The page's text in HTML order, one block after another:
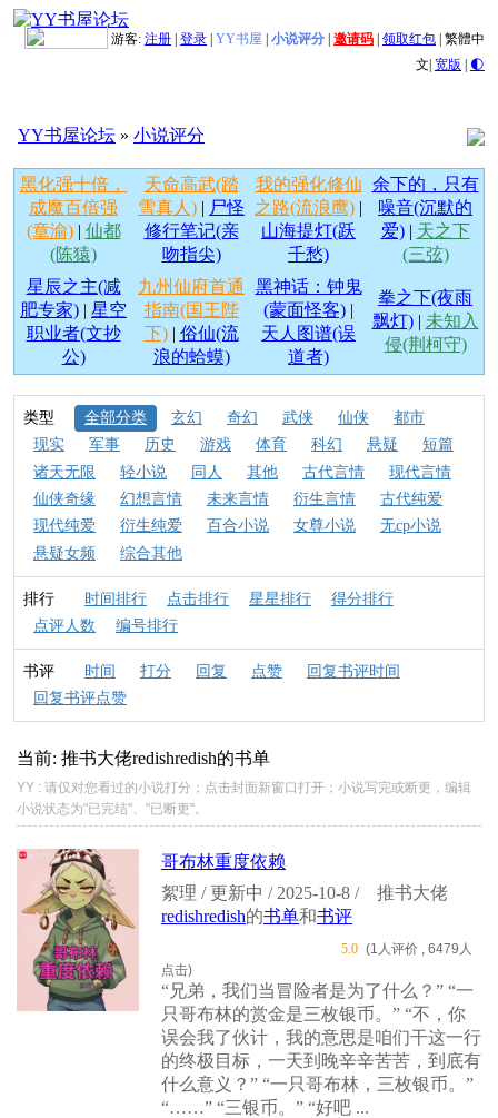
游客: 注册 登录 YY书屋 小说评分 邀请码 领取红包 繁體中
文| 宽版 | 🌓
YY书屋论坛 » 小说评分
黑化强十倍，
成魔百倍强
(章渝)| 仙都
(陈猿)
天命高武(踏
雪真人) | 尸怪
修行笔记(亲
吻指尖)
我的强化修仙
之路(流浪鹰) |
山海提灯(跃
千愁)
余下的，只有
噪音(沉默的
爱)| 天之下
(三弦)
星辰之主(减
肥专家) | 星空
职业者(文抄
公)
九州仙府首通
指南(国王陛
下)| 俗仙(流
浪的蛤蟆)
黑神话：钟鬼
(蒙面怪客) |
天人图谱(误
道者)
拳之下(夜雨
飘灯)| 未知入
侵(荆柯守)
类型 全部分类 玄幻 奇幻 武侠 仙侠
都市
现实
军事 历史 游戏 体育 科幻 悬疑
短篇
诸天无限
轻小说 同人 其他 古代言情
现代言情
仙侠奇缘
幻想言情 未来言情 衍生言情
古代纯爱
现代纯爱
衍生纯爱 百合小说 女尊小说
无cp小说
悬疑女频
综合其他
排行 时间排行 点击排行 星星排行
得分排行
点评人数
编号排行
书评 时间 打分 回复 点赞
回复书评时间
回复书评点赞
当前: 推书大佬redishredish的书单
YY : 请仅对您看过的小说打分；点击封面新窗口打开；小说写完或断更，编辑
小说状态为"已完结"、"已断更"。
哥布林重度依赖
絮理 / 更新中 / 2025-10-8 /
推书大佬
redishredish的书单和书评
5.0 (1人评价 , 6479人
点击)
“兄弟，我们当冒险者是为了什么？” “一
只哥布林的赏金是三枚银币。” “不，你
误会我了伙计，我的意思是咱们干这一行
的终极目标，一天到晚辛辛苦苦，到底有
什么意义？” “一只哥布林，三枚银币。”
“……” “三银币。” “好吧 ...